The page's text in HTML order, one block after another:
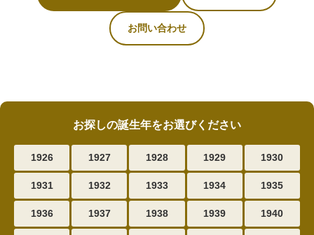
お問い合わせ
お探しの誕生年をお選びください
1926 1927 1928 1929 1930
1931 1932 1933 1934 1935
1936 1937 1938 1939 1940